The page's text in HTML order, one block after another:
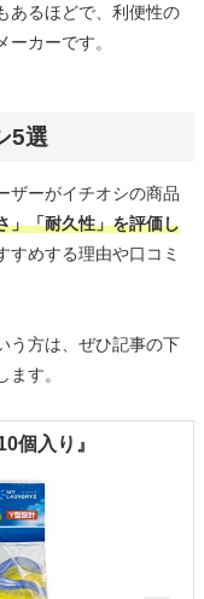
あるほどで、利便性の
カーです。
5選
ザーがイチオシの商品
」「耐久性」を評価し
すめする理由や口コミ
う方は、ぜひ記事の下
す。
個入り』